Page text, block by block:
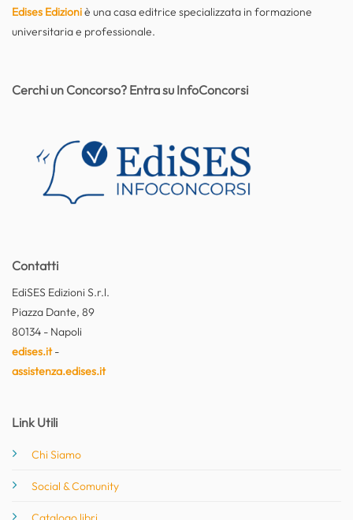
Edises Edizioniè una casa editrice specializzata in formazione
universitaria e professionale.
Contatti
EdiSES Edizioni S.r.l.
Piazza Dante, 89
80134 - Napoli
edises.it-
assistenza.edises.it
Link Utili
Chi Siamo
Social & Comunity
Cerchi un Concorso? Entra su InfoConcorsi